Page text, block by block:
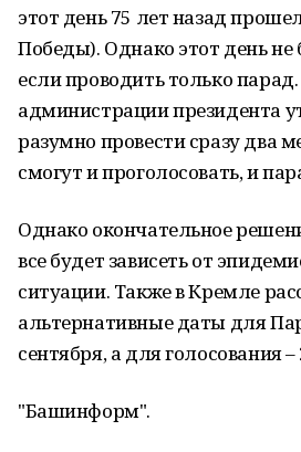
этот день 75 лет назад
Победы). Однако этот день
если проводить только
администрации президента
разумно провести сразу два
смогут и проголосовать, и
Однако окончательное
все будет зависеть от
ситуации. Также в Кремле
альтернативные даты для
сентября, а для голосования
"Башинформ".